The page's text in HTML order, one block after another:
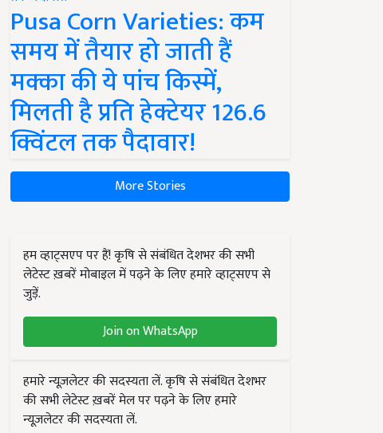
Pusa Corn Varieties: कम
समय में तैयार हो जाती हैं
मक्का की ये पांच किस्में,
मिलती है प्रति हेक्टेयर 126.6
क्विंटल तक पैदावार!
More Stories
हम व्हाट्सएप पर हैं! कृषि से संबंधित देशभर की सभी
लेटेस्ट ख़बरें मोबाइल में पढ़ने के लिए हमारे व्हाट्सएप से
जुड़ें.
Join on WhatsApp
हमारे न्यूज़लेटर की सदस्यता लें. कृषि से संबंधित देशभर
की सभी लेटेस्ट ख़बरें मेल पर पढ़ने के लिए हमारे
न्यूज़लेटर की सदस्यता लें.